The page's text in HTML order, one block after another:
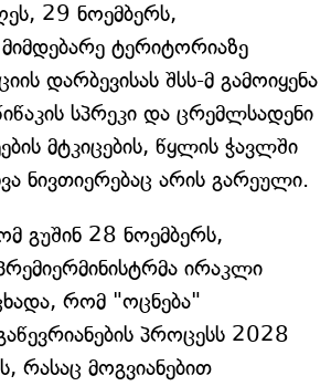
29 ნოემბერს,
ტერიტორიაზე
დარბევისას შსს-მ გამოიყენა
სპრეკი და ცრემლსადენი
მტკიცების, წყლის ჭავლში
ნივთიერებაც არის გარეული.
გუშინ 28 ნოემბერს,
ირაკლი
რომ "ოცნება"
პროცესს 2028
რასაც მოგვიანებით